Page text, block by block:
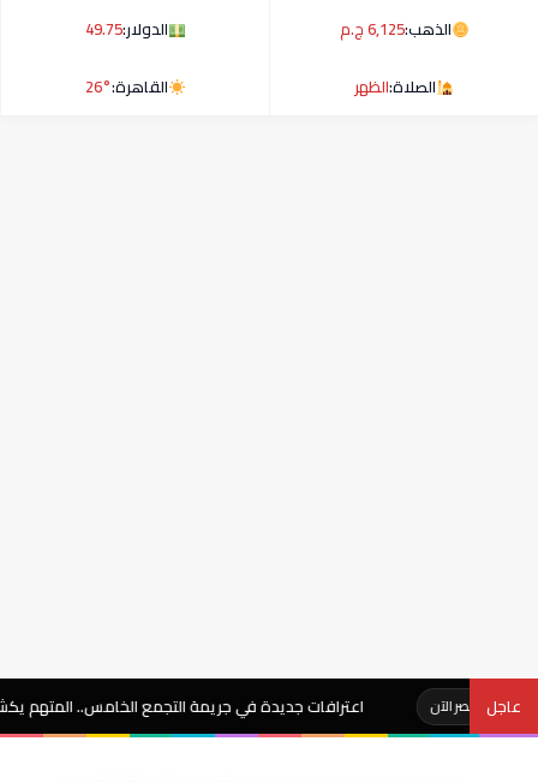
الذهب:6,125 ج.م الدولار:49.75
الصلاة:الظهر القاهرة:26°
عاجل
الآن اعترافات جديدة في جريمة التجمع الخامس.. المتهم يكشف